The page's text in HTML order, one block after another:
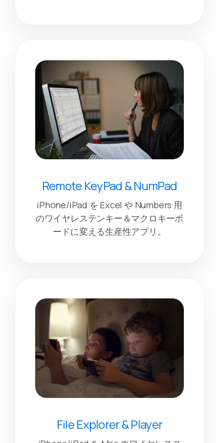
Remote KeyPad & NumPad
iPhone/iPad を Excel や Numbers 用
のワイヤレステンキー＆マクロキーボ
ードに変える生産性アプリ。
File Explorer & Player